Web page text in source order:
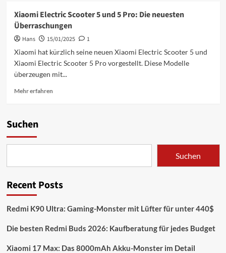
Xiaomi Electric Scooter 5 und 5 Pro: Die neuesten
Überraschungen
Hans 15/01/2025
1
Xiaomi hat kürzlich seine neuen Xiaomi Electric Scooter 5 und
Xiaomi Electric Scooter 5 Pro vorgestellt. Diese Modelle
überzeugen mit...
Mehr erfahrenMehr
5
5
Die
Überraschungen
Suchen
Suchen
Recent Posts
Redmi K90 Ultra: Gaming-Monster mit Lüfter für unter 440$
Die besten Redmi Buds 2026: Kaufberatung für jedes Budget
Xiaomi 17 Max: Das 8000mAh Akku-Monster im Detail